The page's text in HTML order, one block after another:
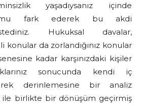
yaşadıysanız içinde
fark ederek bu akdi
Hukuksal davalar,
da zorlandığınız konular
kadar karşınızdaki kişiler
sonucunda kendi iç
derinlemesine bir analiz
ile birlikte bir dönüşüm geçirmiş